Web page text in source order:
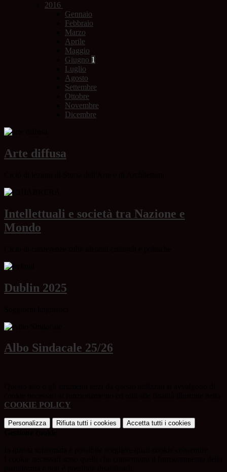
2016
Gennaio
Febbraio
Marzo
Aprile
Maggio
Giugno 1
Luglio
Agosto
Settembre
Ottobre
Novembre
Dicembre
Arte diffusa
Intellettuali e società tra Nazione e
Mondo
Dublin 2025
Albo Sindacale 25/26
COOKIE POLICY
Personalizza Rifiuta tutti i cookies Accetta tutti i cookies